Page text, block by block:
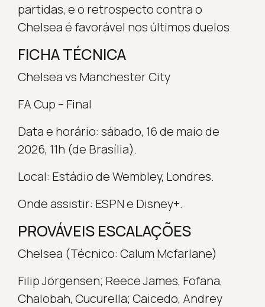
partidas, e o retrospecto contra o
Chelsea é favorável nos últimos duelos.
FICHA TÉCNICA
Chelsea vs Manchester City
FA Cup – Final
Data e horário: sábado, 16 de maio de
2026, 11h (de Brasília).
Local: Estádio de Wembley, Londres.
Onde assistir: ESPN e Disney+.
PROVÁVEIS ESCALAÇÕES
Chelsea (Técnico: Calum Mcfarlane)
Filip Jörgensen; Reece James, Fofana,
Chalobah, Cucurella; Caicedo, Andrey